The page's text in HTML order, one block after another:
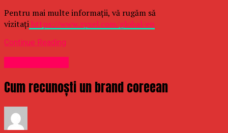
Pentru mai multe informații, vă rugăm să
vizitațihttps://www.zyxel.com/global/en
Continue Reading
Cum recunoști un brand coreean